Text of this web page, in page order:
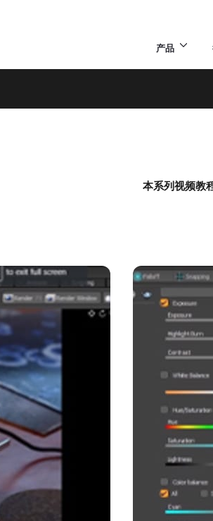
产品
本系列视频教